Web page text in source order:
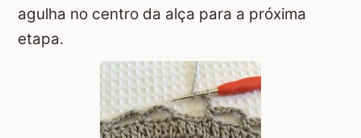
agulha no centro da alça para a próxima
etapa.